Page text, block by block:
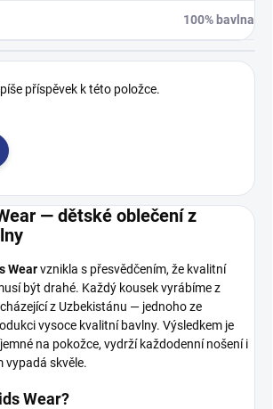
100% bavlna
příspěvek k této položce.
— dětské oblečení z
Wearvznikla s přesvědčením, že kvalitní
být drahé. Každý kousek vyrábíme z
z Uzbekistánu — jednoho ze
vysoce kvalitní bavlny. Výsledkem je
na pokožce, vydrží každodenní nošení i
vypadá skvěle.
Wear?